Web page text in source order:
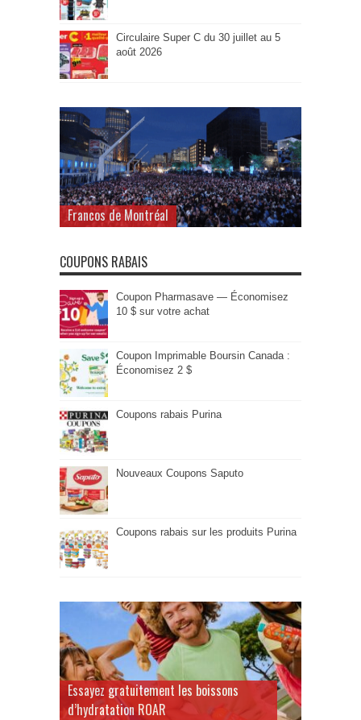
Circulaire Super C du 30 juillet au 5
août 2026
Francos de Montréal
COUPONS RABAIS
Coupon Pharmasave — Économisez
10 $ sur votre achat
Coupon Imprimable Boursin Canada :
Économisez 2 $
Coupons rabais Purina
Nouveaux Coupons Saputo
Coupons rabais sur les produits Purina
Essayez gratuitement les boissons
d’hydratation ROAR